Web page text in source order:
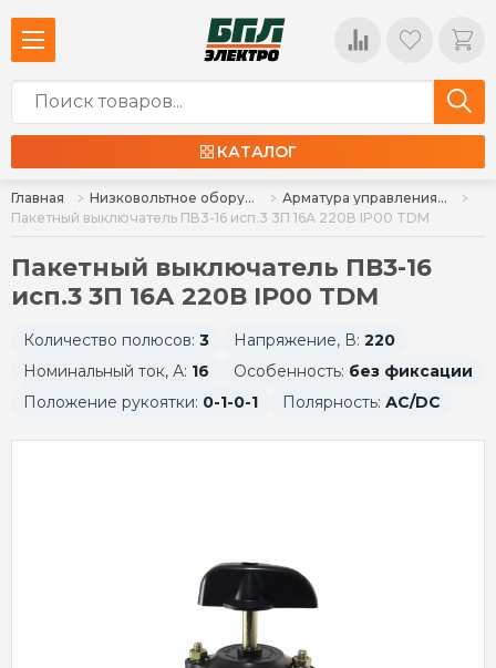
КАТАЛОГ
Главная Низковольтное оборудование
Арматура управления, кнопки, индикация
Пакетный выключатель ПВ3-16 исп.3 3П 16А 220В IP00 TDM
Пакетный выключатель ПВ3-16
исп.3 3П 16А 220В IP00 TDM
Количество полюсов: 3 Напряжение, В: 220
Номинальный ток, А: 16 Особенность: без фиксации
Положение рукоятки: 0-1-0-1 Полярность: АC/DC